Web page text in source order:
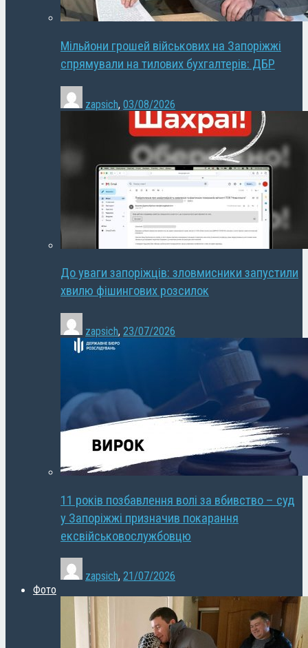
Мільйони грошей військових на Запоріжжі
спрямували на тилових бухгалтерів: ДБР
zapsich, 03/08/2026
До уваги запоріжців: зловмисники запустили
хвилю фішингових розсилок
zapsich, 23/07/2026
11 років позбавлення волі за вбивство – суд
у Запоріжжі призначив покарання
ексвійськовослужбовцю
zapsich, 21/07/2026
Фото